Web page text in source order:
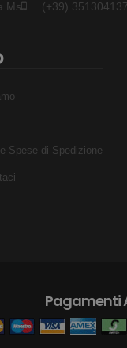
Ms (+39)
Spese di Spedizione
Pagamenti